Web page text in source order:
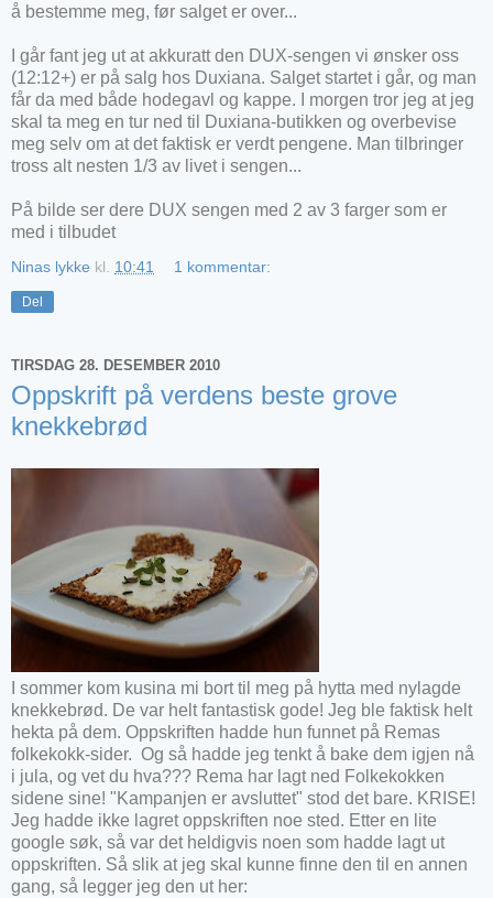
å bestemme meg, før salget er over...
I går fant jeg ut at akkuratt den DUX-sengen vi ønsker oss
(12:12+) er på salg hos Duxiana. Salget startet i går, og man
får da med både hodegavl og kappe. I morgen tror jeg at jeg
skal ta meg en tur ned til Duxiana-butikken og overbevise
meg selv om at det faktisk er verdt pengene. Man tilbringer
tross alt nesten 1/3 av livet i sengen...
På bilde ser dere DUX sengen med 2 av 3 farger som er
med i tilbudet
Ninas lykke kl. 10:41 1 kommentar:
Del
TIRSDAG 28. DESEMBER 2010
Oppskrift på verdens beste grove
knekkebrød
sommer kom kusina mi bort til meg på hytta med nylagde
knekkebrød. De var helt fantastisk gode! Jeg ble faktisk helt
hekta på dem. Oppskriften hadde hun funnet på Remas
folkekokk-sider. Og så hadde jeg tenkt å bake dem igjen nå
i jula, og vet du hva??? Rema har lagt ned Folkekokken
sidene sine! "Kampanjen er avsluttet" stod det bare. KRISE!
Jeg hadde ikke lagret oppskriften noe sted. Etter en lite
google søk, så var det heldigvis noen som hadde lagt ut
oppskriften. Så slik at jeg skal kunne finne den til en annen
gang, så legger jeg den ut her: